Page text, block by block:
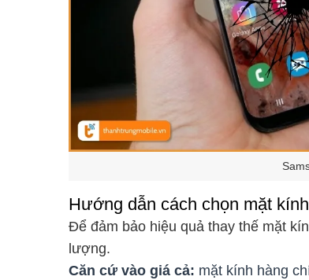
Hướng dẫn cách chọn mặt
Để đảm bảo hiệu quả thay thế mặt
lượng.
Căn cứ vào giá cả: mặt kính hàng